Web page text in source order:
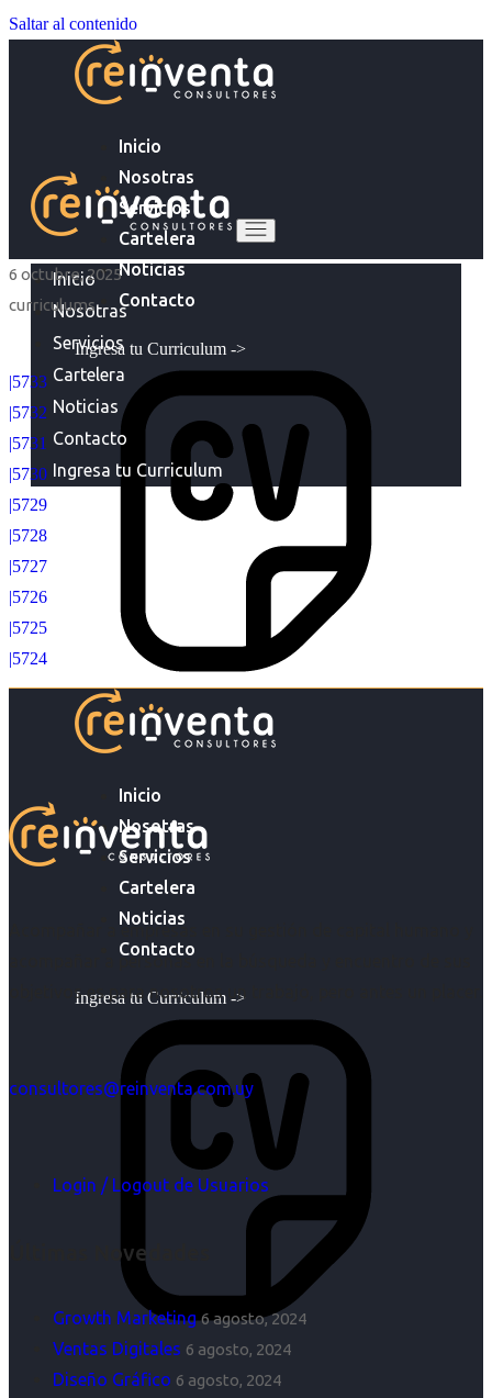
Saltar al contenido
Inicio
Nosotras
Servicios
Cartelera
Noticias
Contacto
Ingresa tu Curriculum ->
Inicio
Nosotras
Servicios
Cartelera
Noticias
Contacto
Ingresa tu Curriculum ->
Inicio
Nosotras
Servicios
Cartelera
Noticias
Contacto
Ingresa tu Curriculum
6 octubre, 2025
curriculums
|5733
|5732
|5731
|5730
|5729
|5728
|5727
|5726
|5725
|5724
Acompañar a empresas en su gestión de capital humano y
acompañar a personas en la búsqueda y encuentro de sus
objetivos es para nosotros un trabajo, pero antes un placer.
consultores@reinventa.com.uy
Login / Logout de Usuarios
Últimas Novedades
Growth Marketing 6 agosto, 2024
Ventas Digitales 6 agosto, 2024
Diseño Gráfico 6 agosto, 2024